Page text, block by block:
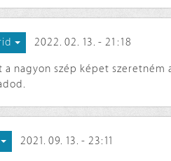
2022. 02. 13. - 21:18
a nagyon szép képet
2021. 09. 13. - 23:11